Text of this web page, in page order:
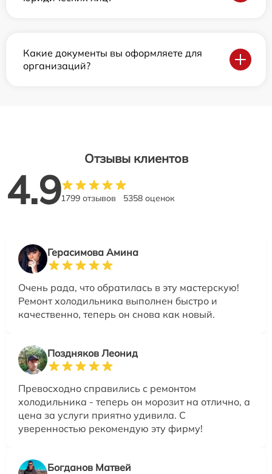
Какие документы вы оформляете для
организаций?
Отзывы клиентов
4.91799 отзывов 5358 оценок
Герасимова Амина
Очень рада, что обратилась в эту мастерскую!
Ремонт холодильника выполнен быстро и
качественно, теперь он снова как новый.
Поздняков Леонид
Превосходно справились с ремонтом
холодильника - теперь он морозит на отлично, а
цена за услуги приятно удивила. С
уверенностью рекомендую эту фирму!
Богданов Матвей